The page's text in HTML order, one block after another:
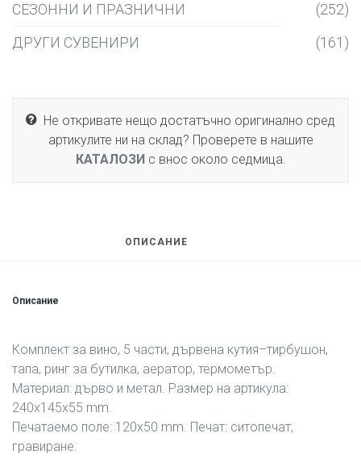
СЕЗОННИ И ПРАЗНИЧНИ
(252)
ДРУГИ СУВЕНИРИ
(161)
Не откривате нещо достатъчно оригинално сред
артикулите ни на склад? Проверете в нашите
КАТАЛОЗИс внос около седмица.
ОПИСАНИЕ
Описание
Комплект за вино, 5 части, дървена кутия–тирбушон,
тапа, ринг за бутилка, аератор, термометър.
Материал: дърво и метал. Размер на артикула:
240х145х55 mm.
Печатаемо поле: 120х50 mm. Печат: ситопечат,
гравиране.